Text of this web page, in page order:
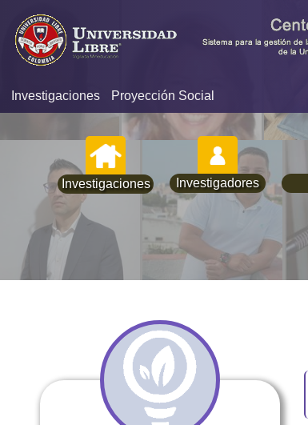
Investigaciones Proyección Social
Investigaciones Investigadores